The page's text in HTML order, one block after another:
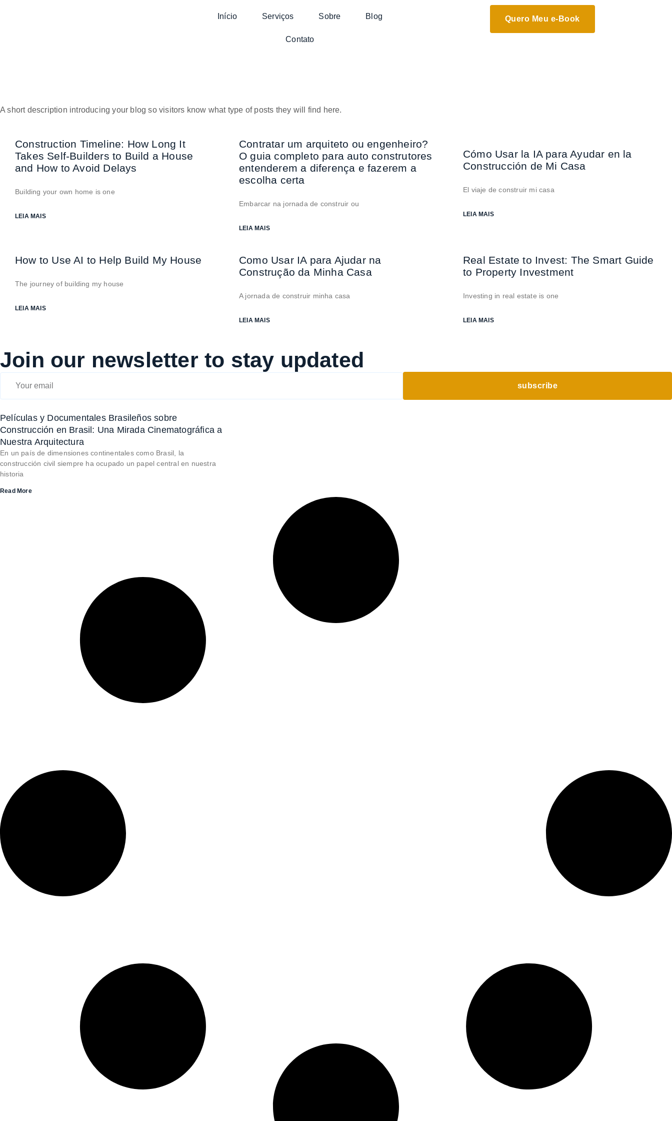
Início Serviços Sobre Blog
Contato
Quero Meu e-Book
A short description introducing your blog so visitors know what type of posts they will find here.
Construction Timeline: How Long It
Takes Self-Builders to Build a House
and How to Avoid Delays
Building your own home is one
LEIA MAIS
Contratar um arquiteto ou engenheiro?
O guia completo para auto construtores
entenderem a diferença e fazerem a
escolha certa
Embarcar na jornada de construir ou
LEIA MAIS
Cómo Usar la IA para Ayudar en la
Construcción de Mi Casa
El viaje de construir mi casa
LEIA MAIS
How to Use AI to Help Build My House
The journey of building my house
LEIA MAIS
Como Usar IA para Ajudar na
Construção da Minha Casa
A jornada de construir minha casa
LEIA MAIS
Real Estate to Invest: The Smart Guide
to Property Investment
Investing in real estate is one
LEIA MAIS
Join our newsletter to stay updated
subscribe
Películas y Documentales Brasileños sobre
Construcción en Brasil: Una Mirada Cinematográfica a
Nuestra Arquitectura
En un país de dimensiones continentales como Brasil, la
construcción civil siempre ha ocupado un papel central en nuestra
historia
Read More